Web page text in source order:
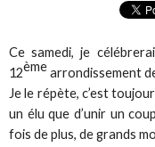
Ce samedi, je
12èmearrondissement
Je le répète, c’est
un élu que d’unir un
fois de plus, de grands